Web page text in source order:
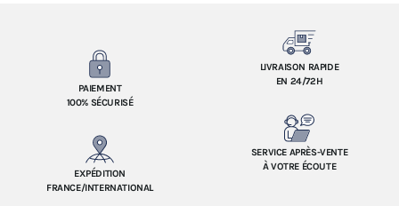
PAIEMENT
100% SÉCURISÉ
LIVRAISON RAPIDE
EN 24/72H
EXPÉDITION
FRANCE/INTERNATIONAL
SERVICE APRÈS-VENTE
À VOTRE ÉCOUTE